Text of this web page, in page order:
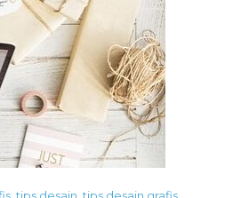
tips desain tips desain grafis